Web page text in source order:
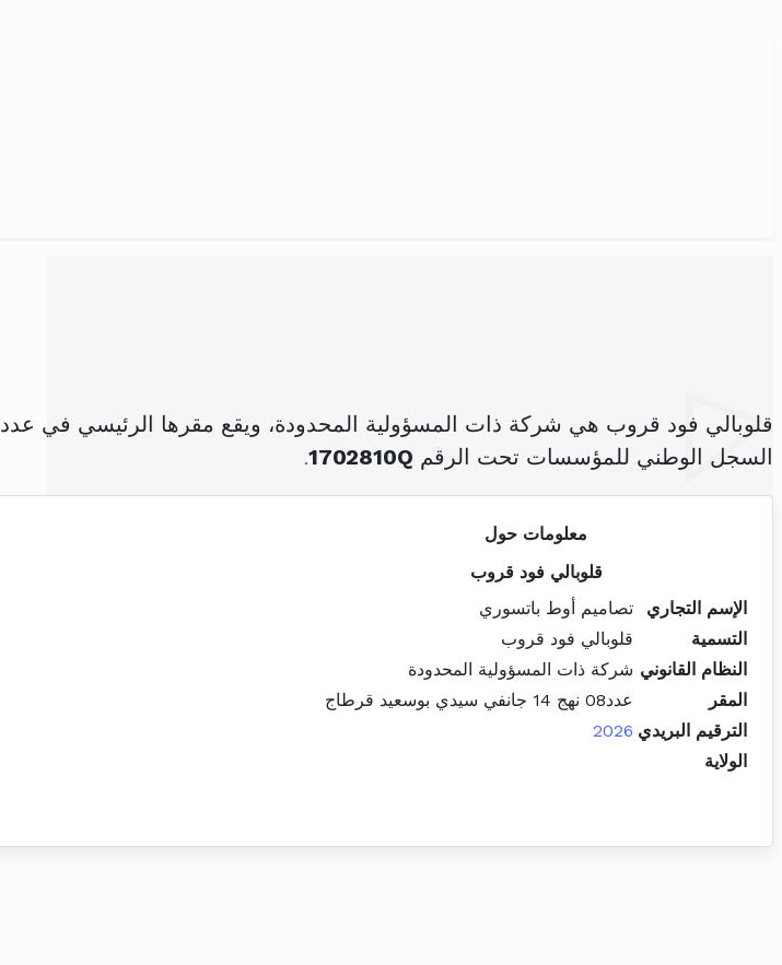
قلوبالي فود قروب هي شركة ذات المسؤولية المحدودة، ويقع مقرها الرئيسي في عدد08 نهج 14 جانفي سيدي بوسعيد قرطاج (
السجل الوطني للمؤسسات تحت الرقم 1702810Q
.
معلومات حول
قلوبالي فود قروب
الإسم التجاري
تصاميم أوط باتسوري
التسمية
قلوبالي فود قروب
النظام القانوني شركة ذات المسؤولية المحدودة
المقر
عدد08 نهج 14 جانفي سيدي بوسعيد قرطاج
الترقيم البريدي 2026
الولاية